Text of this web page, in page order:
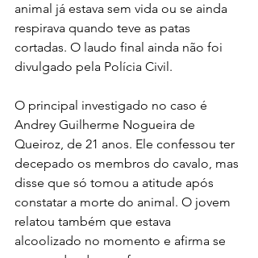
animal já estava sem vida ou se ainda
respirava quando teve as patas
cortadas. O laudo final ainda não foi
divulgado pela Polícia Civil.
O principal investigado no caso é
Andrey Guilherme Nogueira de
Queiroz, de 21 anos. Ele confessou ter
decepado os membros do cavalo, mas
disse que só tomou a atitude após
constatar a morte do animal. O jovem
relatou também que estava
alcoolizado no momento e afirma se